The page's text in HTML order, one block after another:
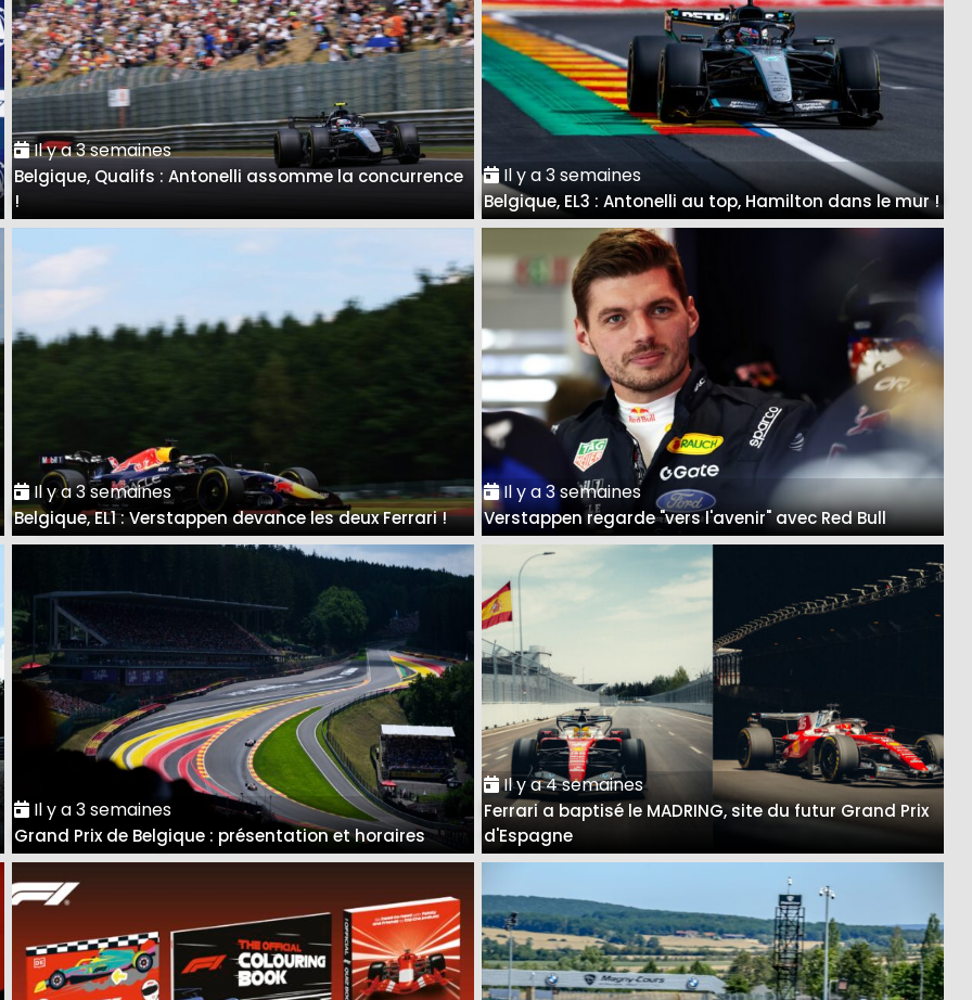
Il y a 3 semaines
Belgique, Qualifs : Antonelli assomme la concurrence
!
Il y a 3 semaines
Belgique, EL3 : Antonelli au top, Hamilton dans le mur !
Il y a 3 semaines
Belgique, EL1 : Verstappen devance les deux Ferrari !
Il y a 3 semaines
Verstappen regarde "vers l'avenir" avec Red Bull
Il y a 3 semaines
Grand Prix de Belgique : présentation et horaires
Il y a 4 semaines
Ferrari a baptisé le MADRING, site du futur Grand Prix
d'Espagne